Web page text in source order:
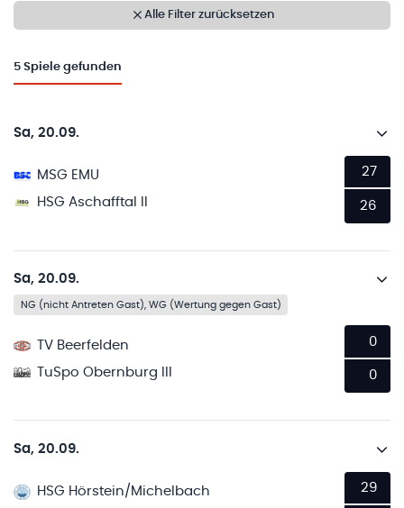
Alle Filter zurücksetzen
5 Spiele gefunden
Sa, 20.09.
MSG EMU
HSG Aschafftal II
27
26
Sa, 20.09.
NG (nicht Antreten Gast), WG (Wertung gegen Gast)
TV Beerfelden
TuSpo Obernburg III
0
0
Sa, 20.09.
HSG Hörstein/Michelbach
29